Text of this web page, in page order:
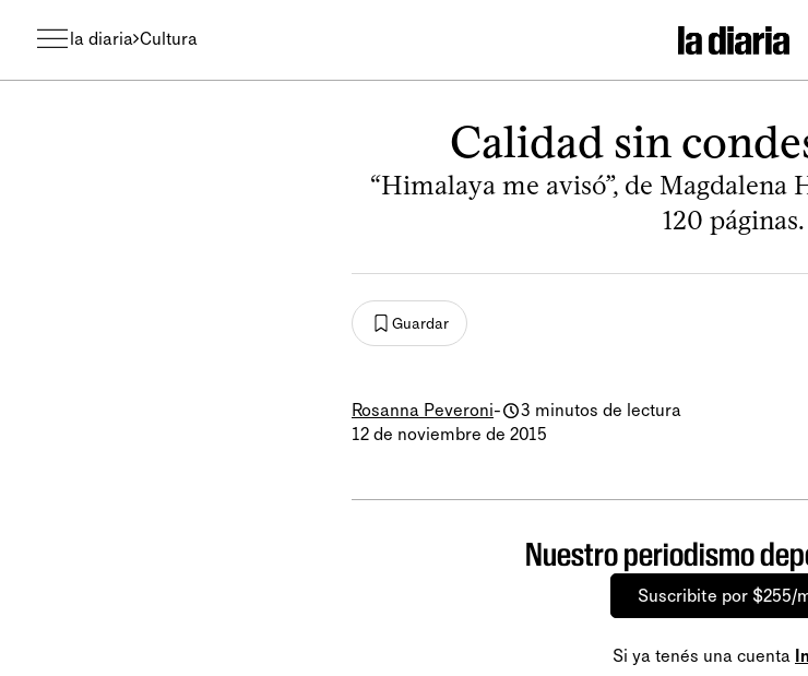
la diaria Cultura
Calidad sin
“Himalaya me avisó”, de Magdalena
120 páginas.
Guardar
Rosanna Peveroni-
3 minutos de lectura
12 de noviembre de 2015
Nuestro periodismo
Suscribite por $255/
Si ya tenés una cuenta